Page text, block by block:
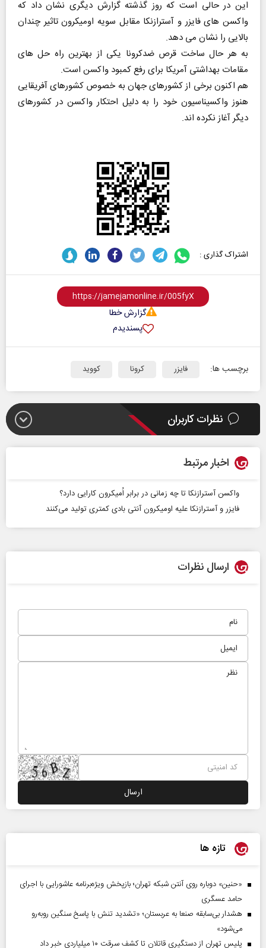
این در حالی است که روز گذشته گزارش دیگری نشان داد که
واکسن های فایزر و آسترازنکا مقابل سویه اومیکرون تاثیر چندان
بالایی را نشان می دهد.
به هر حال ساخت قرص ضدکرونا یکی از بهترین راه حل های
مقامات بهداشتی آمریکا برای رفع کمبود واکسن است.
هم اکنون برخی از کشورهای جهان به خصوص کشورهای آفریقایی
هنوز واکسیناسیون خود را به دلیل احتکار واکسن در کشورهای
دیگر آغاز نکرده اند.
اشتراک گذاری :
گزارش خطا
پسندیدم
برچسب ها: فایزر کرونا کووید
نظرات کاربران
اخبار مرتبط
واکسن آسترازنکا تا چه زمانی در برابر اُمیکرون کارایی دارد؟
فایزر و آسترازنکا علیه اومیکرون آنتی بادی‌ کمتری تولید می‌کنند
ارسال نظرات
تازه ها
«حنین» دوباره روی آنتن شبکه تهران؛ بازپخش ویژه‌برنامه عاشورایی با اجرای
حامد عسگری
هشدار بی‌سابقه صنعا به عربستان؛ «تشدید تنش با پاسخ سنگین روبه‌رو
می‌شود»
پلیس تهران از دستگیری قاتلان تا کشف سرقت ۱۰ میلیاردی خبر داد